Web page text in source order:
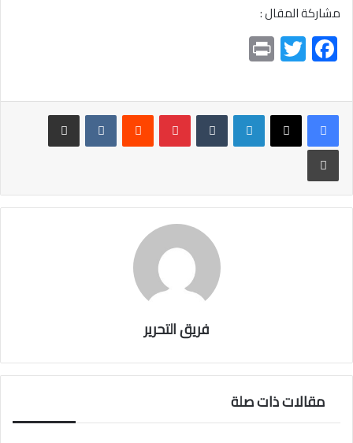
مشاركة المقال :
F
ac
e
b
o
ok
T
wi
tt
er
t
لينكدإن بينتيريست
مشاركة عبر البريد
طباعة
فريق التحرير
مقالات ذات صلة